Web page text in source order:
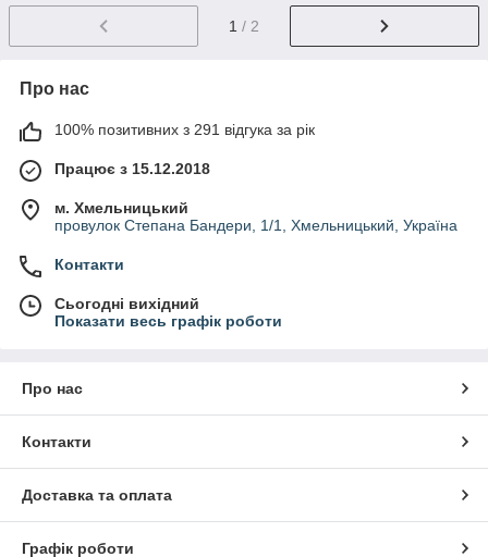
1 / 2
Про нас
100% позитивних з 291 відгука за рік
Працює з 15.12.2018
м. Хмельницький
провулок Степана Бандери, 1/1, Хмельницький, Україна
Контакти
Сьогодні вихідний
Показати весь графік роботи
Про нас
Контакти
Доставка та оплата
Графік роботи